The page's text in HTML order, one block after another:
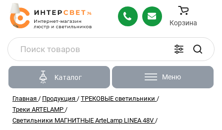
Корзина
Каталог Меню
Главная / Продукция / ТРЕКОВЫЕ светильники /
Треки ARTELAMP /
Светильники МАГНИТНЫЕ ArteLamp LINEA 48V /